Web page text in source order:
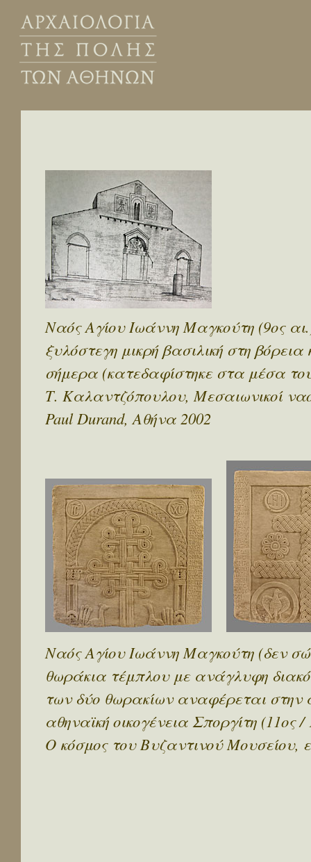
Ναός Αγίου Ιωάννη Μαγκούτη (9ος
ξυλόστεγη μικρή βασιλική στη
σήμερα (κατεδαφίστηκε στα μέσα
Τ. Καλαντζόπουλου, Μεσαιωνικοί
Paul Durand, Αθήνα 2002
Ναός Αγίου Ιωάννη Μαγκούτη (δεν
θωράκια τέμπλου με ανάγλυφη
των δύο θωρακίων αναφέρεται στην
αθηναϊκή οικογένεια Σποργίτη (11ος /
Ο κόσμος του Βυζαντινού Μουσείου,